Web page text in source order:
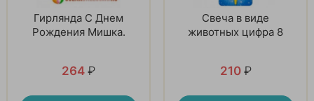
Гирлянда С Днем
Рождения Мишка.
264 ₽
Свеча в виде
животных цифра 8
210 ₽